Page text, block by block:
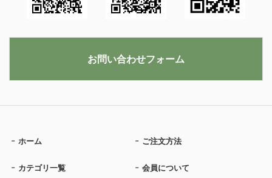
ホーム ご注文方法
カテゴリ一覧 会員について
お問い合わせフォーム